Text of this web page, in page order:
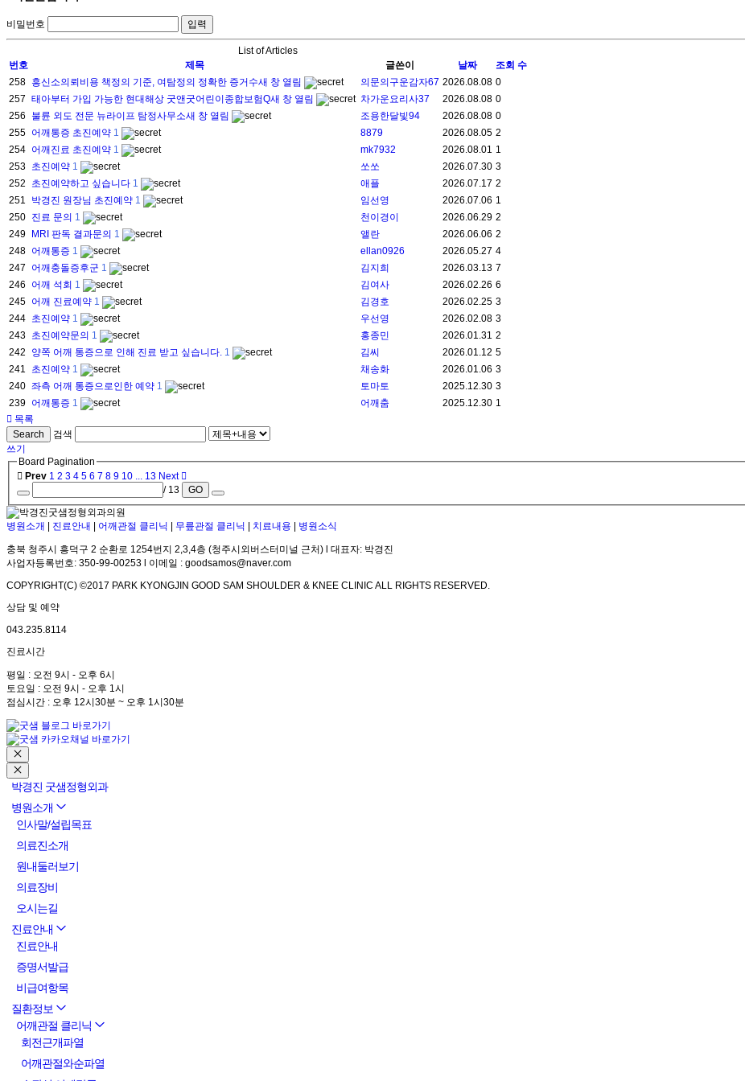
비밀번호
List of Articles
번호
제목 글쓴이 날짜
조회 수
258 흥신소의뢰비용 책정의 기준, 여탐정의 정확한 증거수새 창 열림 의문의구운감자67 2026.08.08 0
257 태아부터 가입 가능한 현대해상 굿앤굿어린이종합보험Q새 창 열림 차가운요리사37 2026.08.08 0
256
불륜 외도 전문 뉴라이프 탐정사무소새 창 열림 조용한달빛94 2026.08.08 0
255 어깨통증 초진예약 1 8879 2026.08.05 2
254 어깨진료 초진예약 1 mk7932 2026.08.01 1
253 초진예약 1 쏘쏘 2026.07.30 3
252
초진예약하고 싶습니다 1 애플 2026.07.17 2
251
박경진 원장님 초진예약 1 임선영 2026.07.06 1
250 진료 문의 1 천이경이 2026.06.29 2
249
MRI 판독 결과문의 1 앨란 2026.06.06 2
248 어깨통증 1 ellan0926 2026.05.27 4
247
어깨충돌증후군 1 김지희 2026.03.13 7
246
어깨 석회 1 김여사 2026.02.26 6
245 어깨 진료예약 1 김경호 2026.02.25 3
244 초진예약 1 우선영 2026.02.08 3
243 초진예약문의 1 홍종민 2026.01.31 2
242
양쪽 어깨 통증으로 인해 진료 받고 싶습니다. 1 김씨 2026.01.12 5
241
초진예약 1 채송화 2026.01.06 3
240 좌측 어깨 통증으로인한 예약 1 토마토 2025.12.30 3
239 어깨통증 1 어깨춤 2025.12.30 1
목록
Search
검색
쓰기
Board Pagination
Prev 1 2 3 4 5 6 7 8 9 10 ... 13 Next
/ 13
GO
병원소개 진료안내 어깨관절 클리닉 무릎관절 클리닉 치료내용 병원소식
충북 청주시 흥덕구 2 순환로 1254번지 2,3,4층 (청주시외버스터미널 근처) l 대표자: 박경진
사업자등록번호: 350-99-00253 l 이메일 : goodsamos@naver.com
COPYRIGHT(C) ©2017 PARK KYONGJIN GOOD SAM SHOULDER & KNEE CLINIC ALL RIGHTS RESERVED.
상담 및 예약
043.235.8114
진료시간
평일 : 오전 9시 - 오후 6시
토요일 : 오전 9시 - 오후 1시
점심시간 : 오후 12시30분 ~ 오후 1시30분
박경진 굿샘정형외과
병원소개
인사말/설립목표
의료진소개
원내둘러보기
의료장비
오시는길
진료안내
진료안내
증명서발급
비급여항목
질환정보
어깨관절 클리닉
회전근개파열
어깨관절와순파열